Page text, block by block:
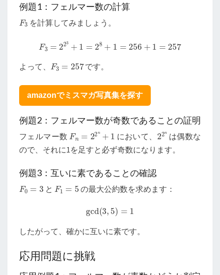
例題1：フェルマー数の計算
F3 を計算してみましょう。
F3= 23 =2 1 256+1 257
よって、 F3 257 です。
amazonでミスマガ写真集を探す
例題2：フェルマー数が奇数であることの証明
フェルマー数 Fn 2n+ において、 22nは偶数な
ので、それに1を足すと必ず奇数になります。
例題3：互いに素であることの確認
F0 と F1 の最大公約数を求めます：
gcd( ,5 =1
したがって、確かに互いに素です。
応用問題に挑戦